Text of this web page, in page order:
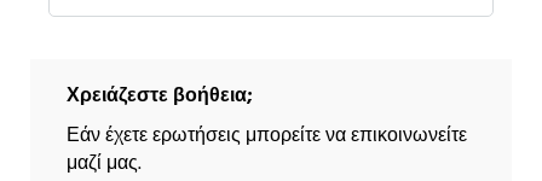
Χρειάζεστε βοήθεια;
Εάν έχετε ερωτήσεις μπορείτε να επικοινωνείτε
μαζί μας.